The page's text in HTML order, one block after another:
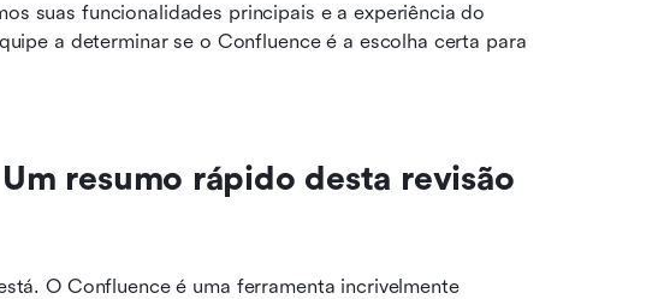
suas funcionalidades principais e a experiência do
a determinar se o Confluence é a escolha certa para
resumo rápido desta revisão
O Confluence é uma ferramenta incrivelmente